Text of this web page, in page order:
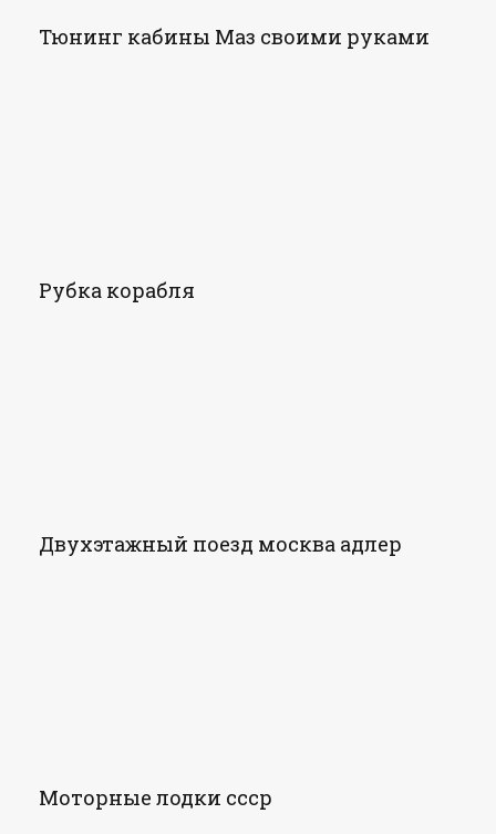
Тюнинг кабины Маз своими руками
Рубка корабля
Двухэтажный поезд москва адлер
Моторные лодки ссср